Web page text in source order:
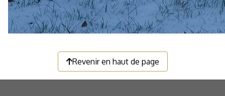
Revenir en haut de page